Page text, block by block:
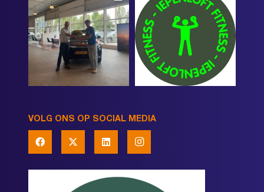
VOLG ONS OP SOCIAL MEDIA